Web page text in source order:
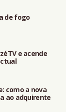
de fogo
e acende
como a nova
ao adquirente